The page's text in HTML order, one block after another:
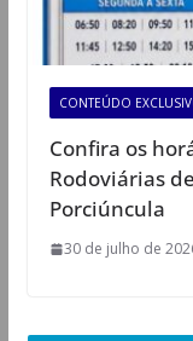
CONTEÚDO
Confira os
Rodoviárias
Porciúncula
30 de julho de